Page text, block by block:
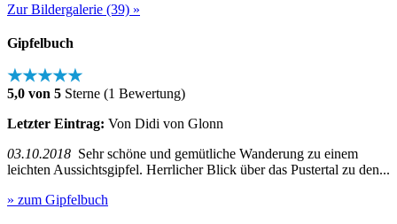
Zur Bildergalerie (39) »
Gipfelbuch
★★★★★
5,0 von 5 Sterne (1 Bewertung)
Letzter Eintrag: Von Didi von Glonn
03.10.2018 Sehr schöne und gemütliche Wanderung zu einem
leichten Aussichtsgipfel. Herrlicher Blick über das Pustertal zu den...
» zum Gipfelbuch